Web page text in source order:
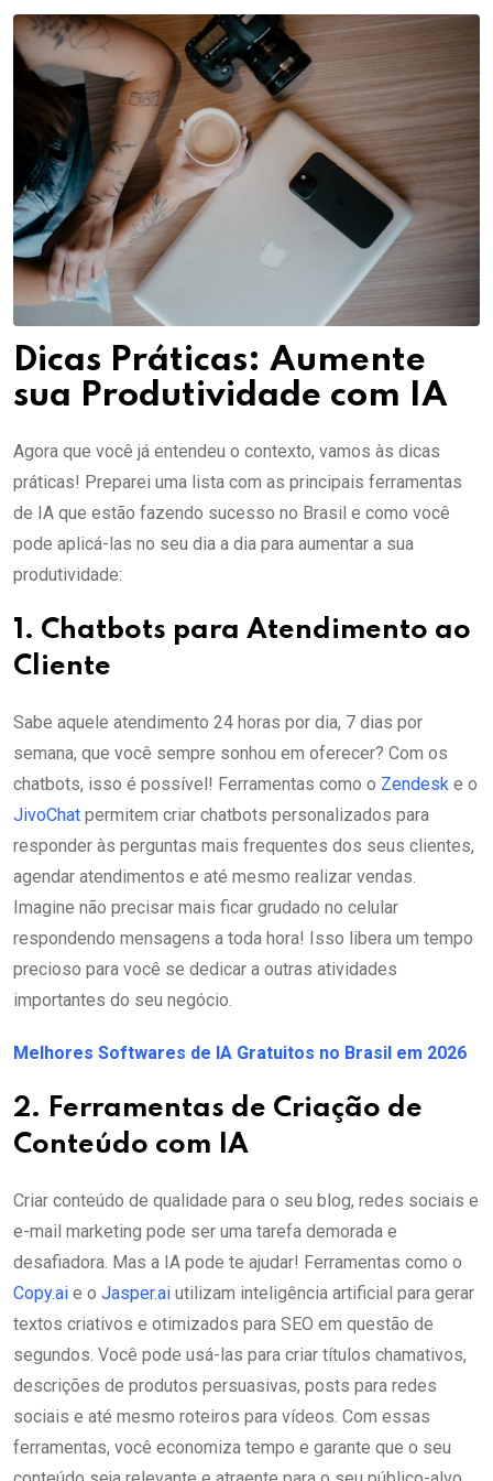
Dicas Práticas: Aumente
sua Produtividade com IA
Agora que você já entendeu o contexto, vamos às dicas
práticas! Preparei uma lista com as principais ferramentas
de IA que estão fazendo sucesso no Brasil e como você
pode aplicá-las no seu dia a dia para aumentar a sua
produtividade:
1. Chatbots para Atendimento ao
Cliente
Sabe aquele atendimento 24 horas por dia, 7 dias por
semana, que você sempre sonhou em oferecer? Com os
chatbots, isso é possível! Ferramentas como o Zendesk e o
JivoChat permitem criar chatbots personalizados para
responder às perguntas mais frequentes dos seus clientes,
agendar atendimentos e até mesmo realizar vendas.
Imagine não precisar mais ficar grudado no celular
respondendo mensagens a toda hora! Isso libera um tempo
precioso para você se dedicar a outras atividades
importantes do seu negócio.
Melhores Softwares de IA Gratuitos no Brasil em 2026
2. Ferramentas de Criação de
Conteúdo com IA
Criar conteúdo de qualidade para o seu blog, redes sociais e
e-mail marketing pode ser uma tarefa demorada e
desafiadora. Mas a IA pode te ajudar! Ferramentas como o
Copy.ai e o Jasper.ai utilizam inteligência artificial para gerar
textos criativos e otimizados para SEO em questão de
segundos. Você pode usá-las para criar títulos chamativos,
descrições de produtos persuasivas, posts para redes
sociais e até mesmo roteiros para vídeos. Com essas
ferramentas, você economiza tempo e garante que o seu